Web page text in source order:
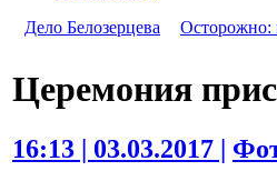
Дело Белозерцева
Церемония
16:13 | 03.03.2017 |